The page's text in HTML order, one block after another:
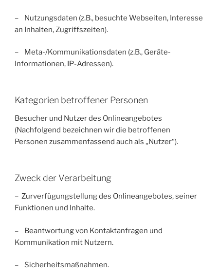
– Nutzungsdaten (z.B., besuchte Webseiten, Interesse
an Inhalten, Zugriffszeiten).
– Meta-/Kommunikationsdaten (z.B., Geräte-
Informationen, IP-Adressen).
Kategorien betroffener Personen
Besucher und Nutzer des Onlineangebotes
(Nachfolgend bezeichnen wir die betroffenen
Personen zusammenfassend auch als „Nutzer“).
Zweck der Verarbeitung
– Zurverfügungstellung des Onlineangebotes, seiner
Funktionen und Inhalte.
– Beantwortung von Kontaktanfragen und
Kommunikation mit Nutzern.
– Sicherheitsmaßnahmen.